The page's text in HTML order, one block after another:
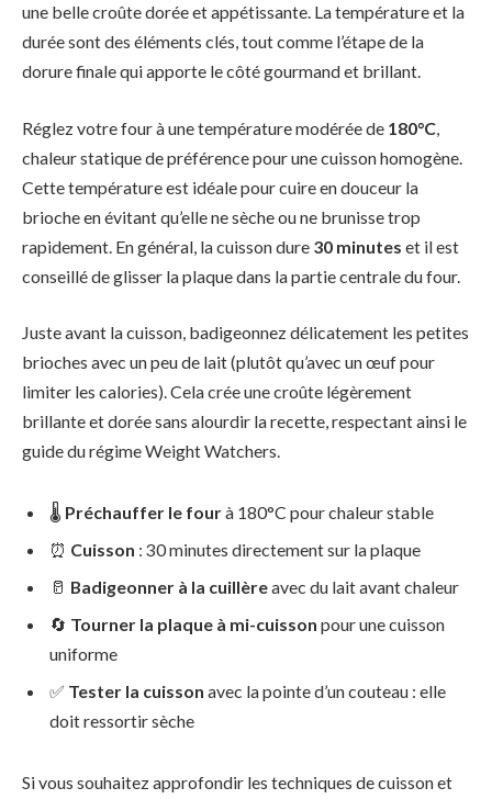
une belle croûte dorée et appétissante. La température et la
durée sont des éléments clés, tout comme l’étape de la
dorure finale qui apporte le côté gourmand et brillant.
Réglez votre four à une température modérée de 180°C
chaleur statique de préférence pour une cuisson homogène.
Cette température est idéale pour cuire en douceur la
brioche en évitant qu’elle ne sèche ou ne brunisse trop
rapidement. En général, la cuisson dure 30 minutes et il est
conseillé de glisser la plaque dans la partie centrale du four.
Juste avant la cuisson, badigeonnez délicatement les petites
brioches avec un peu de lait (plutôt qu’avec un œuf pour
limiter les calories). Cela crée une croûte légèrement
brillante et dorée sans alourdir la recette, respectant ainsi le
guide du régime Weight Watchers.
🌡️ Préchauffer le fourà 180°C pour chaleur stable
⏰ Cuisson : 30 minutes directement sur la plaque
🥛 Badigeonner à la cuillèreavec du lait avant chaleur
🔄 Tourner la plaque à mi-cuisson pour une cuisson
uniforme
✅ Tester la cuisson avec la pointe d’un couteau : elle
doit ressortir sèche
Si vous souhaitez approfondir les techniques de cuisson et